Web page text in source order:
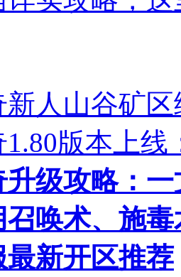
新人山谷矿
版本上线
级攻略：
召唤术、施
新开区推荐